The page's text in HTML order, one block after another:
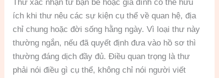
Thư xác nhận từ bạn bè hoặc gia đình có thể hữu
ích khi thư nêu các sự kiện cụ thể về quan hệ, địa
chỉ chung hoặc đời sống hằng ngày. Vì loại thư này
thường ngắn, nếu đã quyết định đưa vào hồ sơ thì
thường đáng dịch đầy đủ. Điều quan trọng là thư
phải nói điều gì cụ thể, không chỉ nói người viết